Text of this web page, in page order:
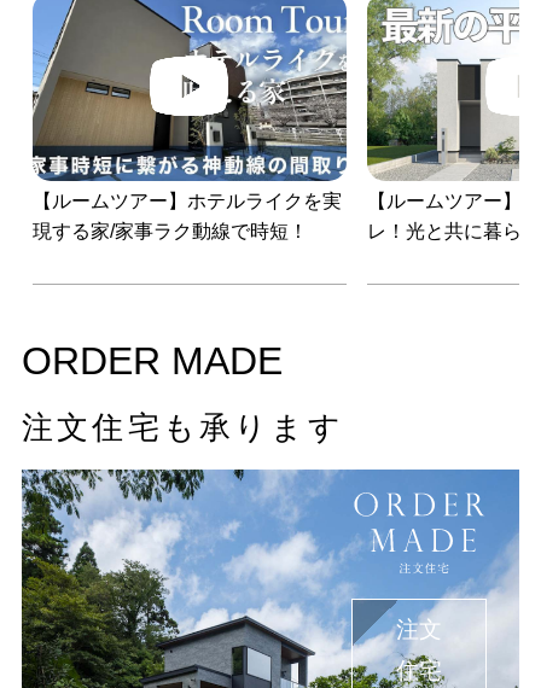
【ルームツアー】ホテルライクを実
現する家/家事ラク動線で時短！
【ルームツアー】
レ！光と共に暮ら
ORDER MADE
注文住宅も承ります
注文
住宅